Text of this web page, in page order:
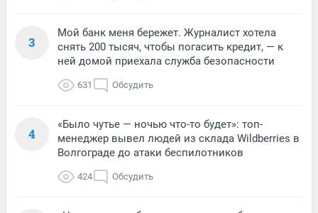
3
Мой банк меня бережет. Журналист хотела
снять 200 тысяч, чтобы погасить кредит, — к
ней домой приехала служба безопасности
631 Обсудить
4
«Было чутье — ночью что-то будет»: топ-
менеджер вывел людей из склада Wildberries в
Волгограде до атаки беспилотников
424 Обсудить